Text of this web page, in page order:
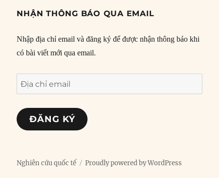
NHẬN THÔNG BÁO QUA EMAIL
Nhập địa chỉ email và đăng ký để được nhận thông báo khi
có bài viết mới qua email.
Địa
chỉ
email
ĐĂNG KÝ
Nghiên cứu quốc tế Proudly powered by WordPress